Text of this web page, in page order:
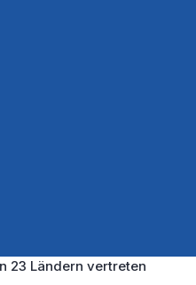
23 Ländern vertreten